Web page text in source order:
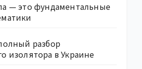
— это фундаментальные
разбор
изолятора в Украине